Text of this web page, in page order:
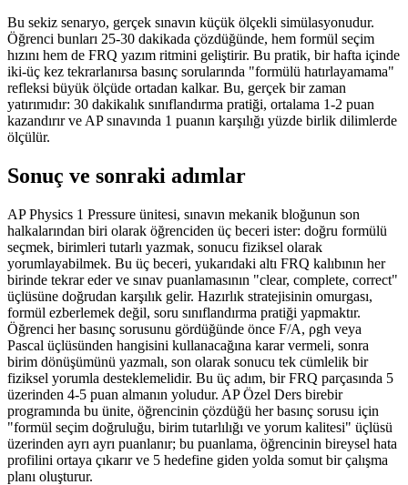
Bu sekiz senaryo, gerçek sınavın küçük ölçekli simülasyonudur.
Öğrenci bunları 25-30 dakikada çözdüğünde, hem formül seçim
hızını hem de FRQ yazım ritmini geliştirir. Bu pratik, bir hafta içinde
iki-üç kez tekrarlanırsa basınç sorularında "formülü hatırlayamama"
refleksi büyük ölçüde ortadan kalkar. Bu, gerçek bir zaman
yatırımıdır: 30 dakikalık sınıflandırma pratiği, ortalama 1-2 puan
kazandırır ve AP sınavında 1 puanın karşılığı yüzde birlik dilimlerde
ölçülür.
Sonuç ve sonraki adımlar
AP Physics 1 Pressure ünitesi, sınavın mekanik bloğunun son
halkalarından biri olarak öğrenciden üç beceri ister: doğru formülü
seçmek, birimleri tutarlı yazmak, sonucu fiziksel olarak
yorumlayabilmek. Bu üç beceri, yukarıdaki altı FRQ kalıbının her
birinde tekrar eder ve sınav puanlamasının "clear, complete, correct"
üçlüsüne doğrudan karşılık gelir. Hazırlık stratejisinin omurgası,
formül ezberlemek değil, soru sınıflandırma pratiği yapmaktır.
Öğrenci her basınç sorusunu gördüğünde önce F/A, ρgh veya
Pascal üçlüsünden hangisini kullanacağına karar vermeli, sonra
birim dönüşümünü yazmalı, son olarak sonucu tek cümlelik bir
fiziksel yorumla desteklemelidir. Bu üç adım, bir FRQ parçasında 5
üzerinden 4-5 puan almanın yoludur. AP Özel Ders birebir
programında bu ünite, öğrencinin çözdüğü her basınç sorusu için
"formül seçim doğruluğu, birim tutarlılığı ve yorum kalitesi" üçlüsü
üzerinden ayrı ayrı puanlanır; bu puanlama, öğrencinin bireysel hata
profilini ortaya çıkarır ve 5 hedefine giden yolda somut bir çalışma
planı oluşturur.